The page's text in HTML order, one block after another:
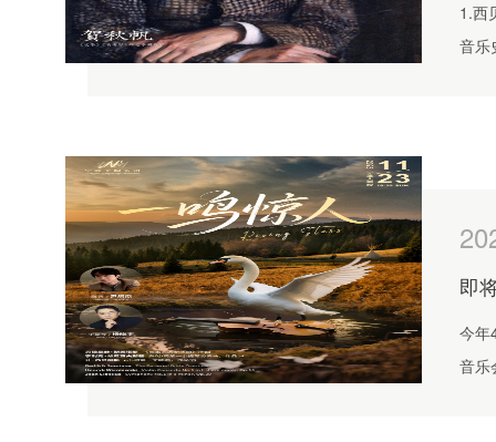
1.西
音乐史
即
今年
音乐